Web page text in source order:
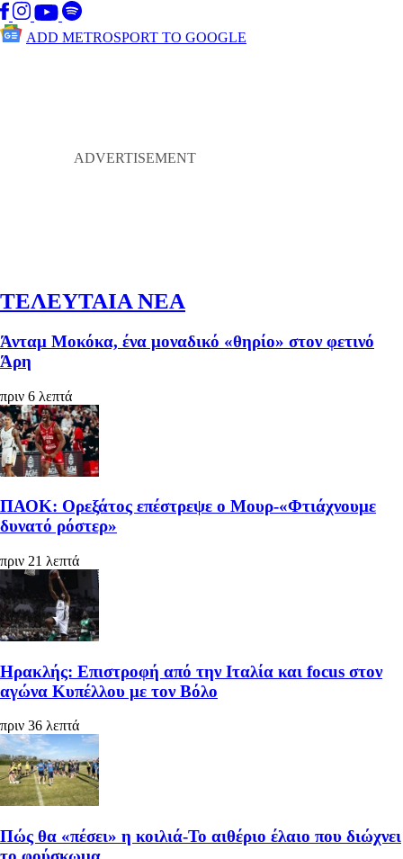
ADD METROSPORT TO GOOGLE
ΤΕΛΕΥΤΑΙΑ ΝΕΑ
Άνταμ Μοκόκα, ένα μοναδικό «θηρίο» στον φετινό
Άρη
πριν 6 λεπτά
ΠΑΟΚ: Ορεξάτος επέστρεψε ο Μουρ-«Φτιάχνουμε
δυνατό ρόστερ»
πριν 21 λεπτά
Ηρακλής: Επιστροφή από την Ιταλία και focus στον
αγώνα Κυπέλλου με τον Βόλο
πριν 36 λεπτά
Πώς θα «πέσει» η κοιλιά-Το αιθέριο έλαιο που διώχνει